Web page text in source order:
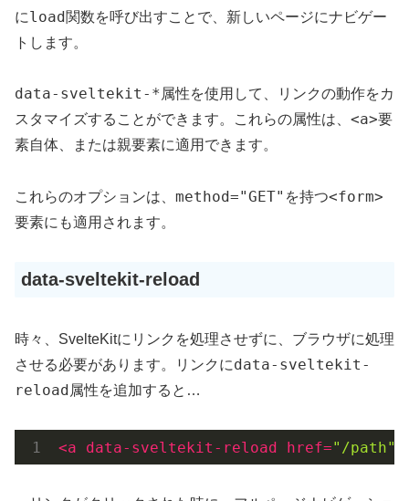
にload関数を呼び出すことで、新しいページにナビゲー
トします。
data-sveltekit-*属性を使用して、リンクの動作をカ
スタマイズすることができます。これらの属性は、 <a>要
素自体、または親要素に適用できます。
これらのオプションは、 method="GET" を持つ<form>
要素にも適用されます。
data-sveltekit-reload
時々、SvelteKitにリンクを処理させずに、ブラウザに処理
させる必要があります。リンクにdata-sveltekit-
reload 属性を追加すると…
<a data-sveltekit-reload href="/path"